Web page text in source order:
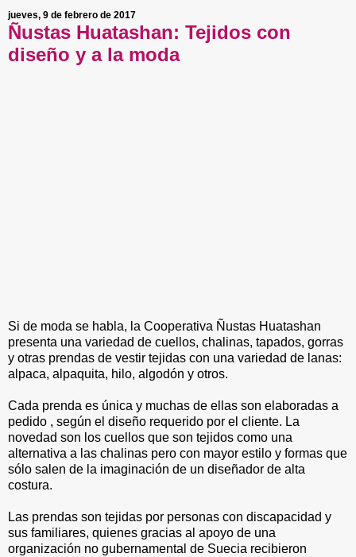
jueves, 9 de febrero de 2017
Ñustas Huatashan: Tejidos con
diseño y a la moda
Si de moda se habla, la Cooperativa Ñustas Huatashan
presenta una variedad de cuellos, chalinas, tapados, gorras
y otras prendas de vestir tejidas con una variedad de lanas:
alpaca, alpaquita, hilo, algodón y otros.
Cada prenda es única y muchas de ellas son elaboradas a
pedido , según el diseño requerido por el cliente. La
novedad son los cuellos que son tejidos como una
alternativa a las chalinas pero con mayor estilo y formas que
sólo salen de la imaginación de un diseñador de alta
costura.
Las prendas son tejidas por personas con discapacidad y
sus familiares, quienes gracias al apoyo de una
organización no gubernamental de Suecia recibieron